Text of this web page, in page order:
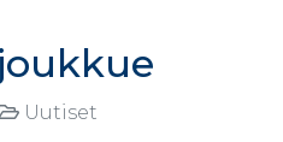
Uutiset